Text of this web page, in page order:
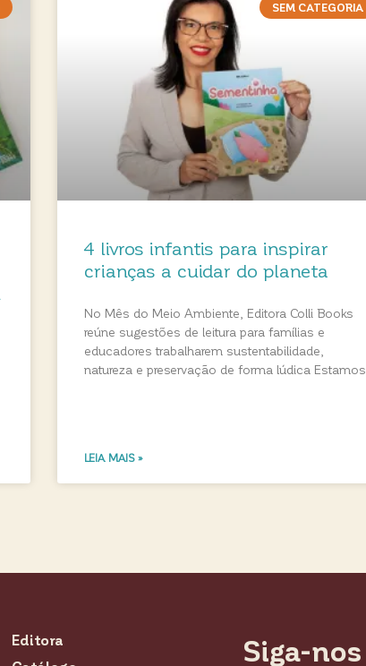
SEM CATEGORIA
4 livros infantis para inspirar
crianças a cuidar do planeta
No Mês do Meio Ambiente, Editora Colli Books
reúne sugestões de leitura para famílias e
educadores trabalharem sustentabilidade,
natureza e preservação de forma lúdica Estamos
LEIA MAIS »
Editora
Siga-nos